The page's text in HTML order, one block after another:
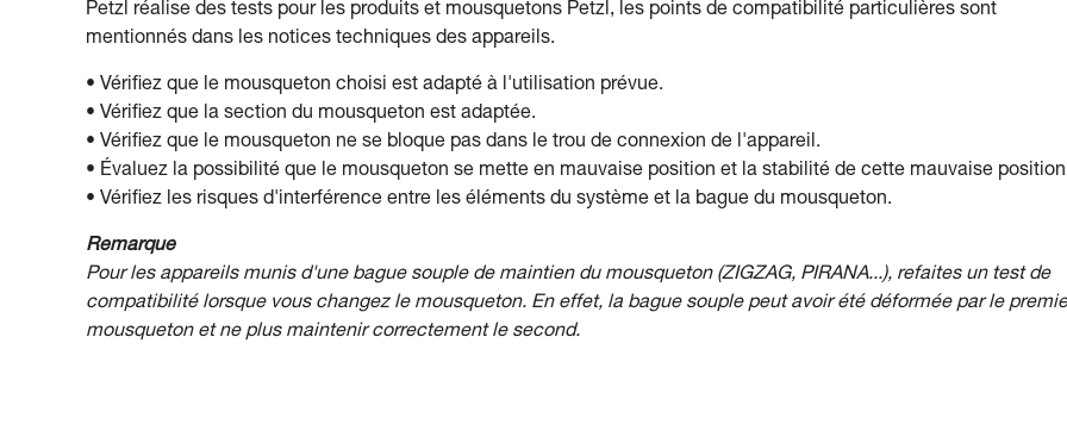
Petzl réalise des tests pour les produits et mousquetons Petzl, les points de compatibilité particulières sont
mentionnés dans les notices techniques des appareils.
• Vérifiez que le mousqueton choisi est adapté à l'utilisation prévue.
• Vérifiez que la section du mousqueton est adaptée.
• Vérifiez que le mousqueton ne se bloque pas dans le trou de connexion de l'appareil.
• Évaluez la possibilité que le mousqueton se mette en mauvaise position et la stabilité de cette mauvaise
• Vérifiez les risques d'interférence entre les éléments du système et la bague du mousqueton.
Remarque
Pour les appareils munis d'une bague souple de maintien du mousqueton (ZIGZAG, PIRANA...), refaites un test de
compatibilité lorsque vous changez le mousqueton. En effet, la bague souple peut avoir été déformée par le
mousqueton et ne plus maintenir correctement le second.